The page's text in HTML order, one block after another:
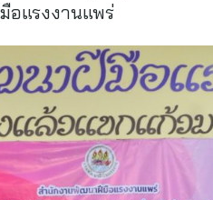
แรงงานแพร่